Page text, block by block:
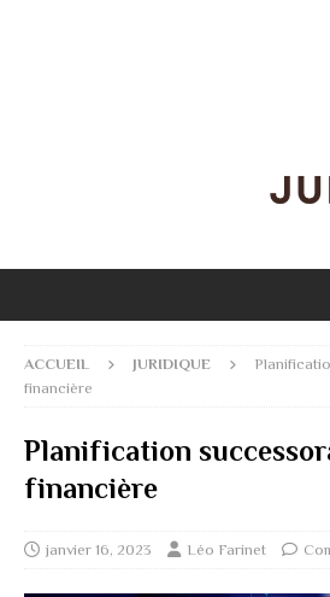
ACCUEIL JURIDIQUE
financière
Planification
financière
janvier 16, 2023 Léo Farinet